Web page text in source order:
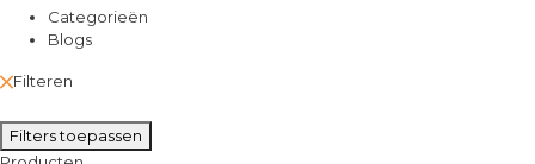
Categorieën
Blogs
Filteren
Filters toepassen